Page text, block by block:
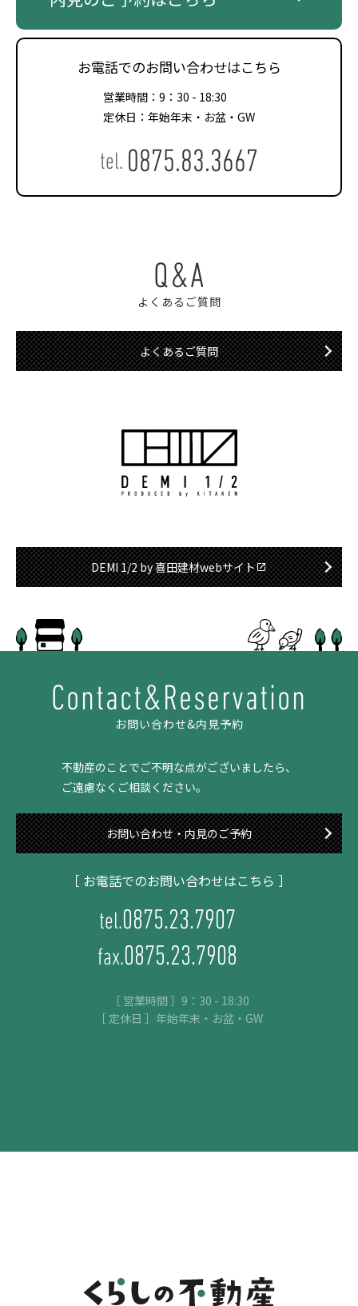
お電話でのお問い合わせはこちら
営業時間：9：30 - 18:30
定休日：年始年末・お盆・GW
tel. 0875.83.3667
Q&A
よくあるご質問
よくあるご質問
DEMI 1/2 by 喜田建材webサイト
Contact&Reservation
お問い合わせ&内見予約
不動産のことでご不明な点がございましたら、
ご遠慮なくご相談ください。
お問い合わせ・内見のご予約
［ お電話でのお問い合わせはこちら ］
tel.0875.23.7907
fax.0875.23.7908
［ 営業時間 ］9：30 - 18:30
［ 定休日 ］年始年末・お盆・GW